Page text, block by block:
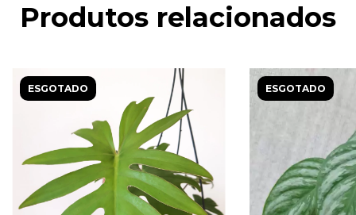
Produtos relacionados
ESGOTADO ESGOTADO